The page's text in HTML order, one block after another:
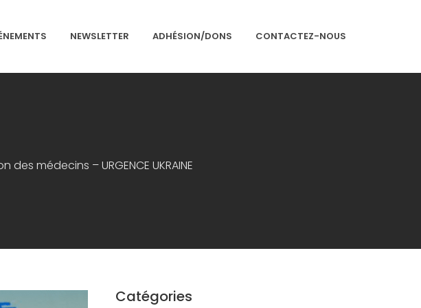
NEWSLETTER ADHÉSION/DONS CONTACTEZ-NOUS
des médecins – URGENCE UKRAINE
Catégories